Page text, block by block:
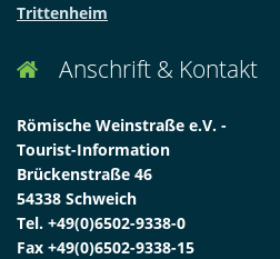
Trittenheim
 Anschrift & Kontakt
Römische Weinstraße e.V. -
Tourist-Information
Brückenstraße 46
54338 Schweich
Tel. +49(0)6502-9338-0
Fax +49(0)6502-9338-15